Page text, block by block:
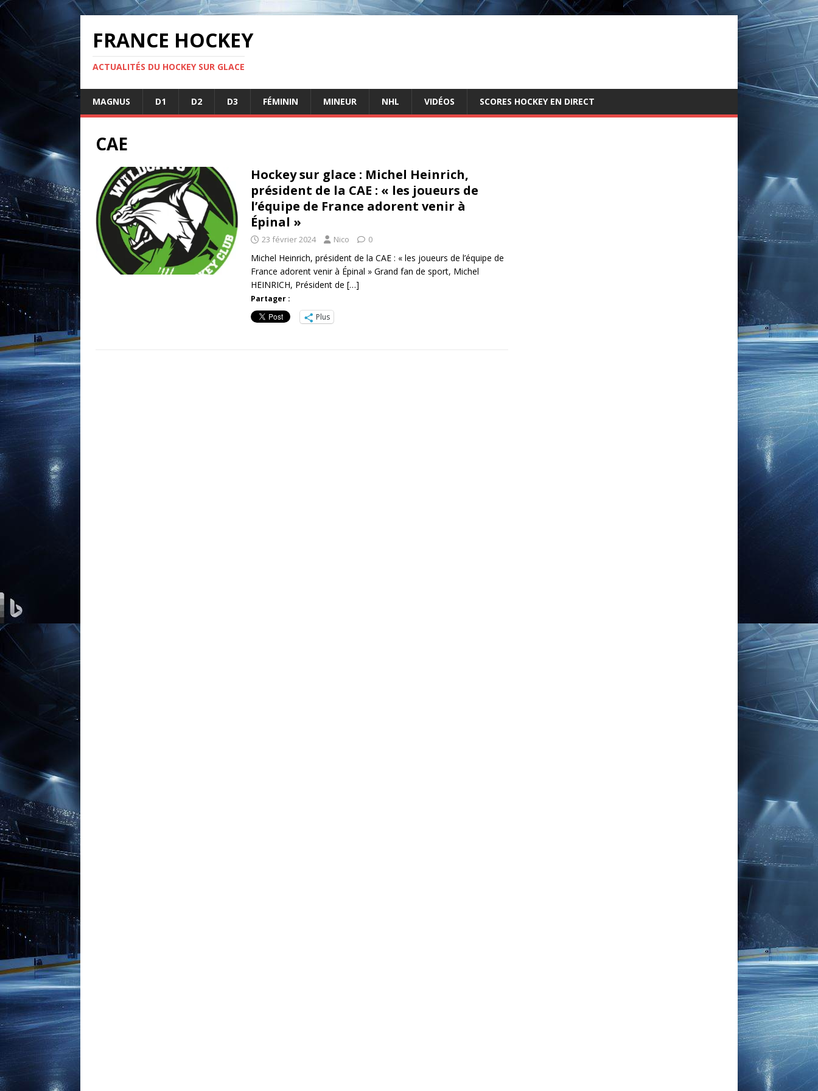
FRANCE HOCKEY
ACTUALITÉS DU HOCKEY SUR GLACE
MAGNUS D1 D2 D3 FÉMININ MINEUR NHL VIDÉOS SCORES HOCKEY EN DIRECT
CAE
Hockey sur glace : Michel Heinrich,
président de la CAE : « les joueurs de
l’équipe de France adorent venir à
Épinal »
23 février 2024 Nico 0
Michel Heinrich, président de la CAE : « les joueurs de l’équipe de
France adorent venir à Épinal » Grand fan de sport, Michel
HEINRICH, Président de […]
Partager :
Plus